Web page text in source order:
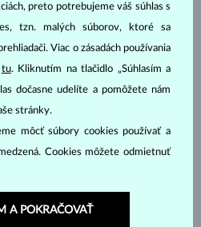
preto potrebujeme váš súhlas s
tzn. malých súborov, ktoré sa
Viac o zásadách používania
tu. Kliknutím na tlačidlo „Súhlasím a
dočasne udelíte a pomôžete nám
stránky.
môcť súbory cookies používať a
Cookies môžete odmietnuť
A POKRAČOVAŤ